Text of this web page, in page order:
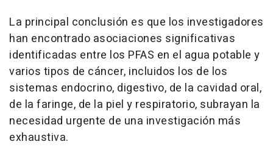
La principal conclusión es que los investigadores
han encontrado asociaciones significativas
identificadas entre los PFAS en el agua potable y
varios tipos de cáncer, incluidos los de los
sistemas endocrino, digestivo, de la cavidad oral,
de la faringe, de la piel y respiratorio, subrayan la
necesidad urgente de una investigación más
exhaustiva.